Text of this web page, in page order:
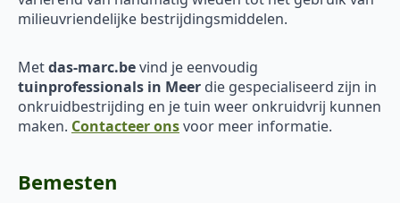
milieuvriendelijke bestrijdingsmiddelen.
Metdas-marc.bevind je eenvoudig
tuinprofessionals in Meer die gespecialiseerd zijn in
onkruidbestrijding en je tuin weer onkruidvrij kunnen
maken. Contacteer onsvoor meer informatie.
Bemesten